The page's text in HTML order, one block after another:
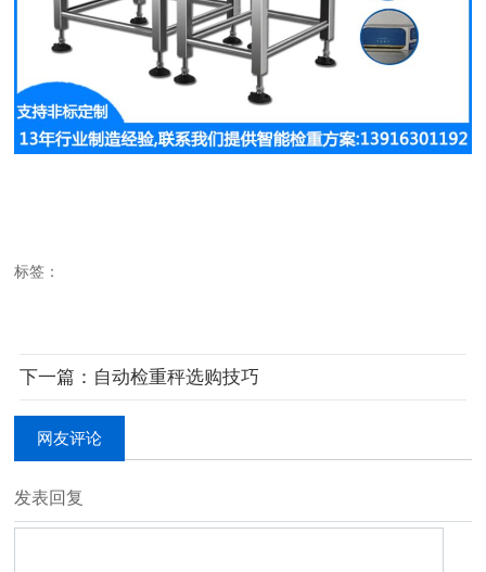
标签：
下一篇：自动检重秤选购技巧
网友评论
发表回复